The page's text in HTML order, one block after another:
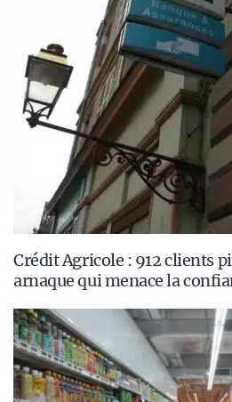
Crédit Agricole : 912 clients
arnaque qui menace la